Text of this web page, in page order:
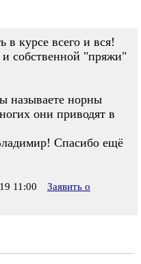
курсе всего и вся!
собственной "пряжи"
называете норны
они приводят в
Спасибо ещё
11:00
Заявить о